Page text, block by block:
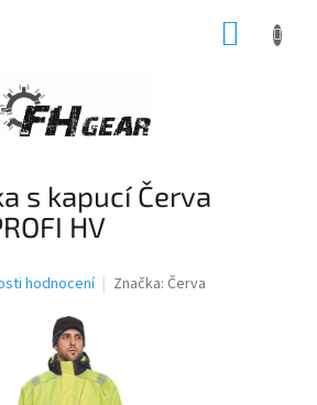
s kapucí Červa
HV
hodnocení Značka: Červa